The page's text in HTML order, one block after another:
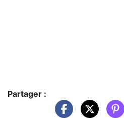
Partager :